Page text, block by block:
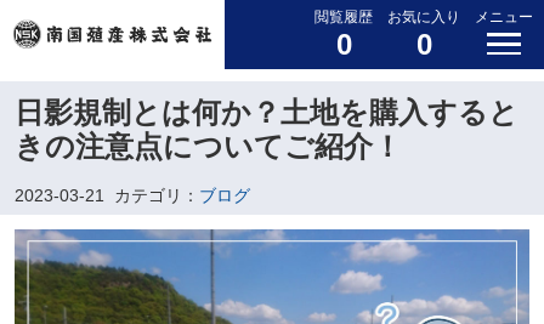
閲覧履歴
0
お気に入り
0
メニュー
日影規制とは何か？土地を購入すると
きの注意点についてご紹介！
2023-03-21 カテゴリ： ブログ